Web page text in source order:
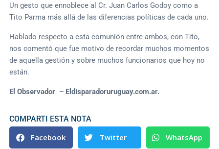
Un gesto que ennoblece al Cr. Juan Carlos Godoy como a
Tito Parma más allá de las diferencias políticas de cada uno.
Hablado respecto a esta comunión entre ambos, con Tito,
nos comentó que fue motivo de recordar muchos momentos
de aquella gestión y sobre muchos funcionarios que hoy no
están.
El Observador – Eldisparadoruruguay.com.ar.
COMPARTI ESTA NOTA
Facebook Twitter WhatsApp